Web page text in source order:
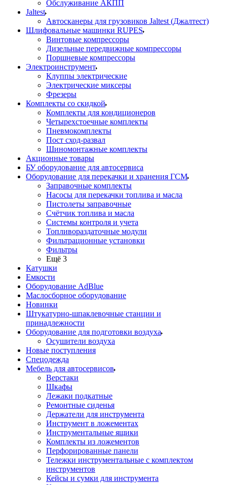
Обслуживание АКПП
Jaltest
Автосканеры для грузовиков Jaltest (Джалтест)
Шлифовальные машинки RUPES
Винтовые компрессоры
Дизельные передвижные компрессоры
Поршневые компрессоры
Электроинструмент
Клуппы электрические
Электрические миксеры
Фрезеры
Комплекты со скидкой
Комплекты для кондиционеров
Четырехстоечные комплекты
Пневмокомплекты
Пост сход-развал
Шиномонтажные комплекты
Акционные товары
БУ оборудование для автосервиса
Оборудование для перекачки и хранения ГСМ
Заправочные комплекты
Насосы для перекачки топлива и масла
Пистолеты заправочные
Счётчик топлива и масла
Системы контроля и учета
Топливораздаточные модули
Фильтрационные установки
Фильтры
Ещё 3
Катушки
Емкости
Оборудование AdBlue
Маслосборное оборудование
Новинки
Штукатурно-шпаклевочные станции и
принадлежности
Оборудование для подготовки воздуха
Осушители воздуха
Новые поступления
Спецодежда
Мебель для автосервисов
Верстаки
Шкафы
Лежаки подкатные
Ремонтные сиденья
Держатели для инструмента
Инструмент в ложементах
Инструментальные ящики
Комплекты из ложементов
Перфорированные панели
Тележки инструментальные с комплектом
инструментов
Кейсы и сумки для инструмента